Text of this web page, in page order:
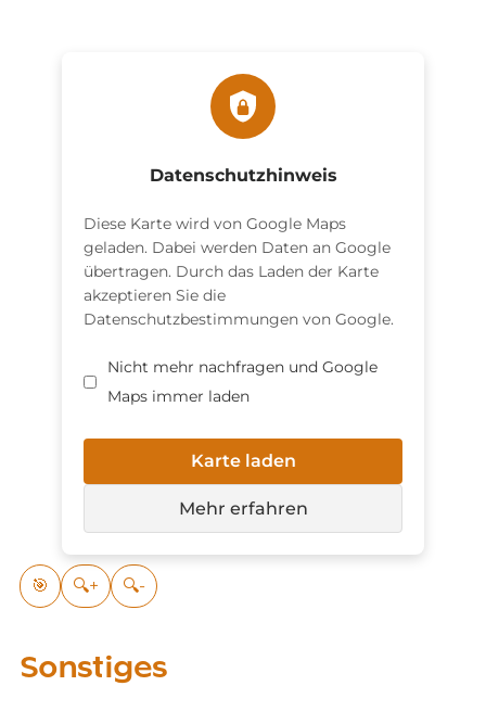
Datenschutzhinweis
Diese Karte wird von Google Maps
geladen. Dabei werden Daten an Google
übertragen. Durch das Laden der Karte
akzeptieren Sie die
Datenschutzbestimmungen von Google.
Nicht mehr nachfragen und Google
Maps immer laden
Karte laden
Mehr erfahren
🎯 🔍+ 🔍-
Sonstiges